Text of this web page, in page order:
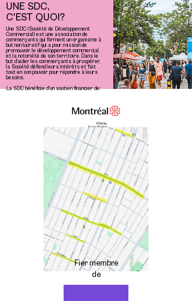
UNE SDC,
C'EST QUOI?
Une SDC (Société de Développement
Commercial) est une association de
commerçants qui forment un organisme à
but non lucratif qui a pour mission de
promouvoir le développement commercial
et la notoriété de son territoire. Dans le
but d’aider les commerçants à prospérer,
la Société défend leurs intérêts et fait
tout en son pouvoir pour répondre à leurs
besoins.
La SDC bénéficie d'un soutien financier de:
Fier membre
de